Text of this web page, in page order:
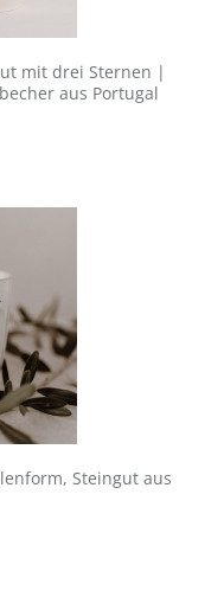
mit drei Sternen |
aus Portugal
Preis:
Steingut aus
Preis: